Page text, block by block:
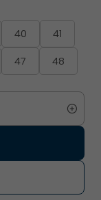
40 41
47 48